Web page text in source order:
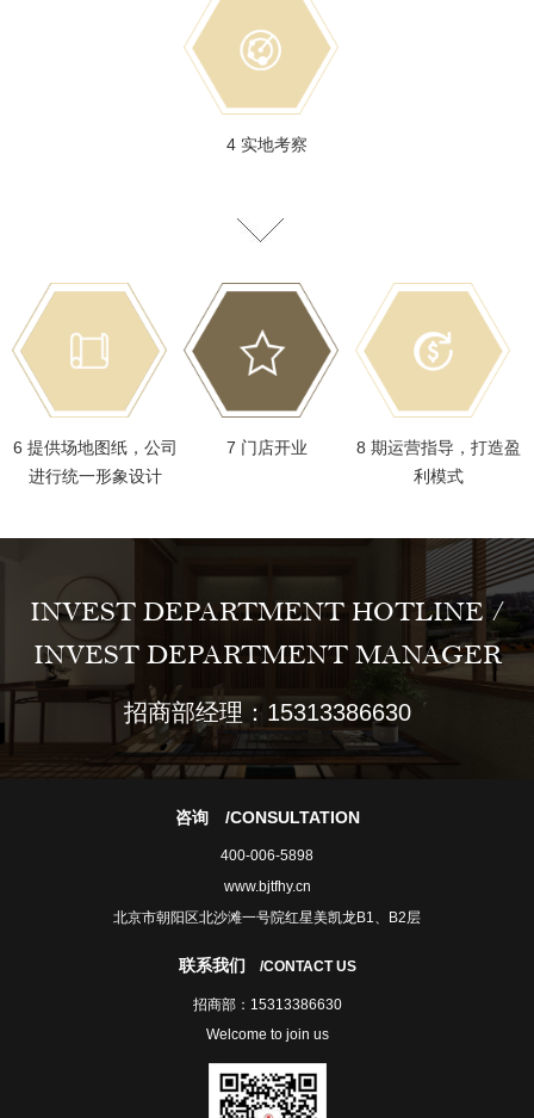
4 实地考察
6 提供场地图纸，公司
进行统一形象设计
7 门店开业
8 期运营指导，打造盈
利模式
INVEST DEPARTMENT HOTLINE /
INVEST DEPARTMENT MANAGER
招商部经理：15313386630
咨询/CONSULTATION
400-006-5898
www.bjtfhy.cn
北京市朝阳区北沙滩一号院红星美凯龙B1、B2层
联系我们 /CONTACT US
招商部：15313386630
Welcome to join us